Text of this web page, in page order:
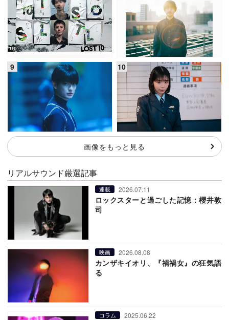
画像をもっと見る
リアルサウンド厳選記事
連載 2026.07.11
ロックスターと過ごした記憶：櫻井敦
司
映画 2026.08.08
カンザキイオリ、『禍禍女』の狂気語
る
コラム 2025.06.22